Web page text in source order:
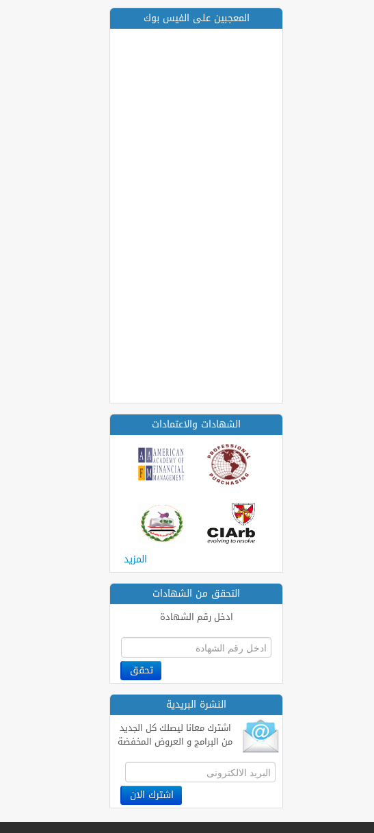
المعجبين على الفيس بوك
الشهادات والاعتمادات
المزيد
التحقق من الشهادات
ادخل رقم الشهادة
النشرة البريدية
اشترك معانا ليصلك كل الجديد
من البرامج و العروض المخفضة